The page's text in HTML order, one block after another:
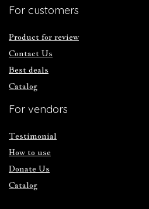
For customers
Product for review
Contact Us
Best deals
Catalog
For vendors
Testimonial
How to use
Donate Us
Catalog